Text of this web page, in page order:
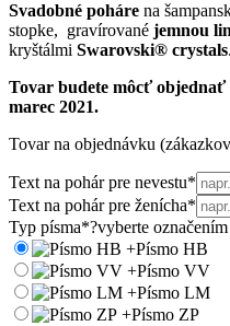
Svadobné poháre na
stopke, gravírované jemnou
kryštálmi Swarovski® crystals.
Tovar budete môcť objednať
marec 2021.
Tovar na objednávku
Text na pohár pre nevestu*
Text na pohár pre ženícha*
Typ písma*?vyberte
+Písmo HB
+Písmo VV
+Písmo LM
+Písmo ZP